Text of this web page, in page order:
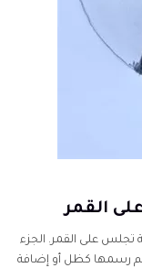
تجلس على القمر. الجزء
رسمها كظل أو إضافة